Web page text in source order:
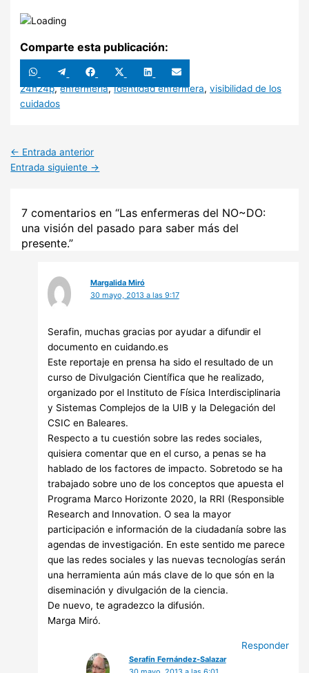
Comparte esta publicación:
Compartir
en
WhatsApp
Compartir
en
Telegram
Compartir
en
Facebook
Compartir
en
X
(Twitter)
Compartir
en
LinkedIn
Compartir
en
Email
24h24p,enfermería,Identidad enfermera,visibilidad de los
cuidados
← Entrada anterior
Entrada siguiente →
7 comentarios en “Las enfermeras del NO~DO:
una visión del pasado para saber más del
presente.”
Margalida Miró
30 mayo, 2013 a las 9:17
Serafin, muchas gracias por ayudar a difundir el
documento en cuidando.es
Este reportaje en prensa ha sido el resultado de un
curso de Divulgación Científica que he realizado,
organizado por el Instituto de Física Interdisciplinaria
y Sistemas Complejos de la UIB y la Delegación del
CSIC en Baleares.
Respecto a tu cuestión sobre las redes sociales,
quisiera comentar que en el curso, a penas se ha
hablado de los factores de impacto. Sobretodo se ha
trabajado sobre uno de los conceptos que apuesta el
Programa Marco Horizonte 2020, la RRI (Responsible
Research and Innovation. O sea la mayor
participación e información de la ciudadanía sobre las
agendas de investigación. En este sentido me parece
que las redes sociales y las nuevas tecnologías serán
una herramienta aún más clave de lo que són en la
diseminación y divulgación de la ciencia.
De nuevo, te agradezco la difusión.
Marga Miró.
Responder
Serafín Fernández-Salazar